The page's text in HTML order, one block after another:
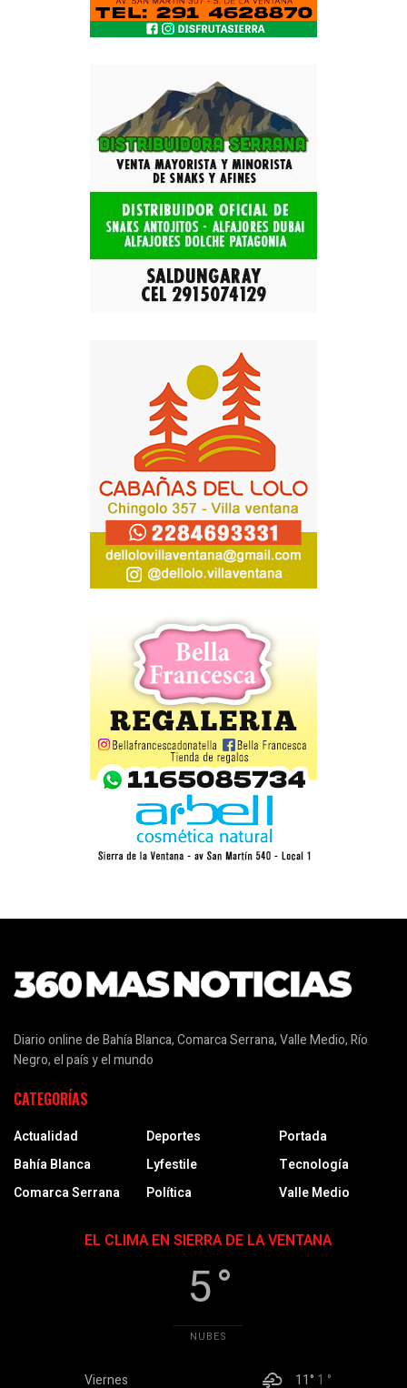
Diario online de Bahía Blanca, Comarca Serrana, Valle Medio, Río
Negro, el país y el mundo
CATEGORÍAS
Actualidad
Bahía Blanca
Comarca Serrana
Deportes
Lyfestile
Política
Portada
Tecnología
Valle Medio
EL CLIMA EN SIERRA DE LA VENTANA
5 °
NUBES
Viernes 11° 1 °